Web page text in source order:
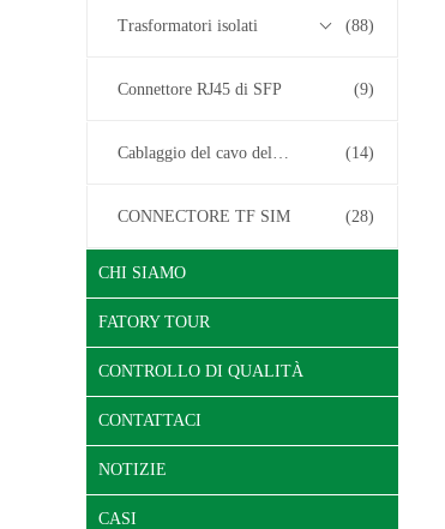
Trasformatori isolati (88)
Connettore RJ45 di SFP (9)
Cablaggio del cavo del connettore (14)
CONNECTORE TF SIM (28)
CHI SIAMO
FATORY TOUR
CONTROLLO DI QUALITÀ
CONTATTACI
NOTIZIE
CASI